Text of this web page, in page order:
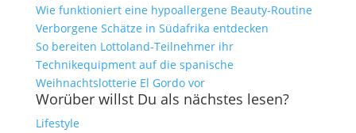
Wie funktioniert eine hypoallergene Beauty-Routine
Verborgene Schätze in Südafrika entdecken
So bereiten Lottoland-Teilnehmer ihr
Technikequipment auf die spanische
Weihnachtslotterie El Gordo vor
Worüber willst Du als nächstes lesen?
Lifestyle